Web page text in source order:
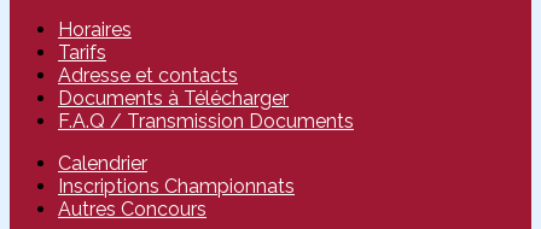
Horaires
Tarifs
Adresse et contacts
Documents à Télécharger
F.A.Q / Transmission Documents
Calendrier
Inscriptions Championnats
Autres Concours